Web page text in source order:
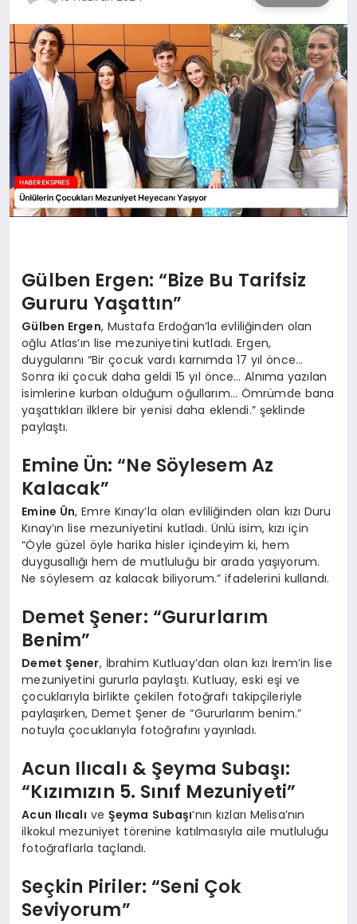
EĞİTİM
Gülben Ergen: “Bize Bu Tarifsiz
Gururu Yaşattın”
Gülben Ergen, Mustafa Erdoğan’la evliliğinden olan
oğlu Atlas’ın lise mezuniyetini kutladı. Ergen,
duygularını “Bir çocuk vardı karnımda 17 yıl önce…
Sonra iki çocuk daha geldi 15 yıl önce… Alnıma yazılan
isimlerine kurban olduğum oğullarım… Ömrümde bana
yaşattıkları ilklere bir yenisi daha eklendi.” şeklinde
paylaştı.
Emine Ün: “Ne Söylesem Az
Kalacak”
Emine Ün, Emre Kınay’la olan evliliğinden olan kızı Duru
Kınay’ın lise mezuniyetini kutladı. Ünlü isim, kızı için
“Öyle güzel öyle harika hisler içindeyim ki, hem
duygusallığı hem de mutluluğu bir arada yaşıyorum.
Ne söylesem az kalacak biliyorum.” ifadelerini kullandı.
Demet Şener: “Gururlarım
Benim”
Demet Şener, İbrahim Kutluay’dan olan kızı İrem’in lise
mezuniyetini gururla paylaştı. Kutluay, eski eşi ve
çocuklarıyla birlikte çekilen fotoğrafı takipçileriyle
paylaşırken, Demet Şener de “Gururlarım benim.”
notuyla çocuklarıyla fotoğrafını yayınladı.
Acun Ilıcalı & Şeyma Subaşı:
“Kızımızın 5. Sınıf Mezuniyeti”
Acun Ilıcalı ve Şeyma Subaşı‘nın kızları Melisa’nın
ilkokul mezuniyet törenine katılmasıyla aile mutluluğu
fotoğraflarla taçlandı.
Seçkin Piriler: “Seni Çok
Seviyorum”